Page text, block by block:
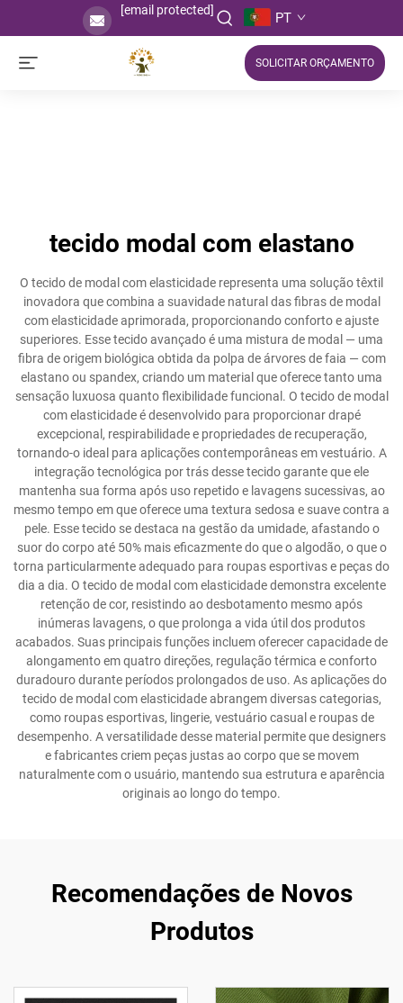
[email protected] PT
SOLICITAR ORÇAMENTO
tecido modal com elastano
O tecido de modal com elasticidade representa uma solução têxtil
inovadora que combina a suavidade natural das fibras de modal
com elasticidade aprimorada, proporcionando conforto e ajuste
superiores. Esse tecido avançado é uma mistura de modal — uma
fibra de origem biológica obtida da polpa de árvores de faia — com
elastano ou spandex, criando um material que oferece tanto uma
sensação luxuosa quanto flexibilidade funcional. O tecido de modal
com elasticidade é desenvolvido para proporcionar drapé
excepcional, respirabilidade e propriedades de recuperação,
tornando-o ideal para aplicações contemporâneas em vestuário. A
integração tecnológica por trás desse tecido garante que ele
mantenha sua forma após uso repetido e lavagens sucessivas, ao
mesmo tempo em que oferece uma textura sedosa e suave contra a
pele. Esse tecido se destaca na gestão da umidade, afastando o
suor do corpo até 50% mais eficazmente do que o algodão, o que o
torna particularmente adequado para roupas esportivas e peças do
dia a dia. O tecido de modal com elasticidade demonstra excelente
retenção de cor, resistindo ao desbotamento mesmo após
inúmeras lavagens, o que prolonga a vida útil dos produtos
acabados. Suas principais funções incluem oferecer capacidade de
alongamento em quatro direções, regulação térmica e conforto
duradouro durante períodos prolongados de uso. As aplicações do
tecido de modal com elasticidade abrangem diversas categorias,
como roupas esportivas, lingerie, vestuário casual e roupas de
desempenho. A versatilidade desse material permite que designers
e fabricantes criem peças justas ao corpo que se movem
naturalmente com o usuário, mantendo sua estrutura e aparência
originais ao longo do tempo.
Recomendações de Novos
Produtos